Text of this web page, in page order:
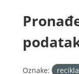
Oznake: